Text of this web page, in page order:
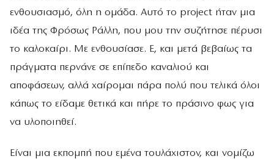
ενθουσιασμό, όλη η ομάδα. Αυτό το project ήταν μια
ιδέα της Φρόσως Ράλλη, που μου την συζήτησε πέρυσι
το καλοκαίρι. Με ενθουσίασε. Ε, και μετά βεβαίως τα
πράγματα περνάνε σε επίπεδο καναλιού και
αποφάσεων, αλλά χαίρομαι πάρα πολύ που τελικά όλοι
κάπως το είδαμε θετικά και πήρε το πράσινο φως για
να υλοποιηθεί.
Είναι μια εκπομπή που εμένα τουλάχιστον, και νομίζω